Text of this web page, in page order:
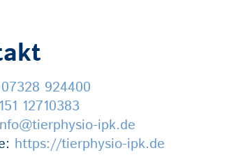
07328 924400
12710383
ipk.de
https://tierphysio-ipk.de